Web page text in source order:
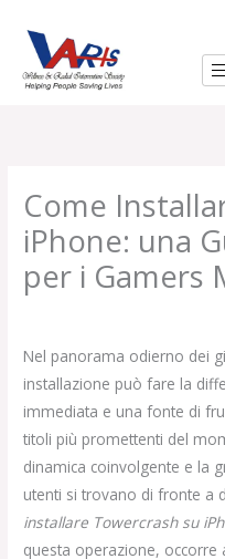
content
Come
iPhone: una
per i Gamers
Nel panorama odierno dei
installazione può fare la
immediata e una fonte di
titoli più promettenti del
dinamica coinvolgente e la
utenti si trovano di fronte a
installare Towercrash su
questa operazione, occorre